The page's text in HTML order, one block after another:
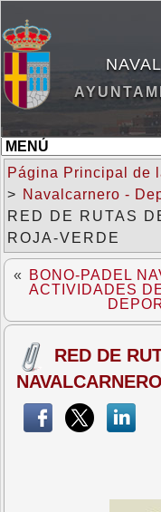
Página Principal de
> Navalcarnero -
RED DE RUTAS
ROJA-VERDE
«
BONO-PADEL
ACTIVIDADES
RED DE